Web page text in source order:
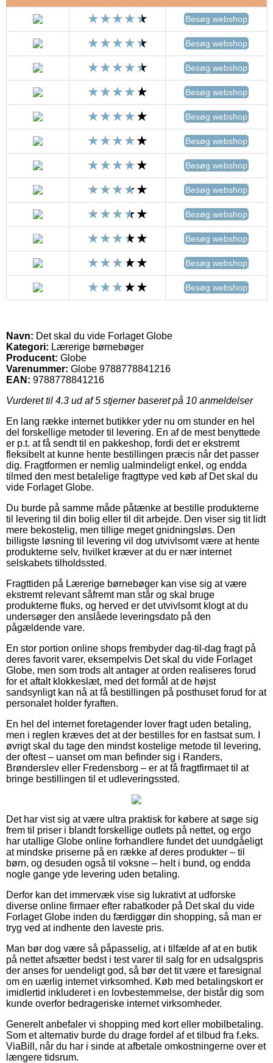
Besøg webshop
Besøg webshop
Besøg webshop
Besøg webshop
Besøg webshop
Besøg webshop
Besøg webshop
Besøg webshop
Besøg webshop
Besøg webshop
Besøg webshop
Besøg webshop
Navn: Det skal du vide Forlaget Globe
Kategori: Lærerige børnebøger
Producent: Globe
Varenummer: Globe 9788778841216
EAN: 9788778841216
Vurderet til 4.3 ud af 5 stjerner baseret på 10 anmeldelser
En lang række internet butikker yder nu om stunder en hel
del forskellige metoder til levering. En af de mest benyttede
er p.t. at få sendt til en pakkeshop, fordi det er ekstremt
fleksibelt at kunne hente bestillingen præcis når det passer
dig. Fragtformen er nemlig ualmindeligt enkel, og endda
tilmed den mest betalelige fragttype ved køb af Det skal du
vide Forlaget Globe.
Du burde på samme måde påtænke at bestille produkterne
til levering til din bolig eller til dit arbejde. Den viser sig tit lidt
mere bekostelig, men tillige meget gnidningsløs. Den
billigste løsning til levering vil dog utvivlsomt være at hente
produkterne selv, hvilket kræver at du er nær internet
selskabets tilholdssted.
Fragttiden på Lærerige børnebøger kan vise sig at være
ekstremt relevant såfremt man står og skal bruge
produkterne fluks, og herved er det utvivlsomt klogt at du
undersøger den anslåede leveringsdato på den
pågældende vare.
En stor portion online shops frembyder dag-til-dag fragt på
deres favorit varer, eksempelvis Det skal du vide Forlaget
Globe, men som trods alt antager at orden realiseres forud
for et aftalt klokkeslæt, med det formål at de højst
sandsynligt kan nå at få bestillingen på posthuset forud for at
personalet holder fyraften.
En hel del internet foretagender lover fragt uden betaling,
men i reglen kræves det at der bestilles for en fastsat sum. I
øvrigt skal du tage den mindst kostelige metode til levering,
der oftest – uanset om man befinder sig i Randers,
Brønderslev eller Fredensborg – er at få fragtfirmaet til at
bringe bestillingen til et udleveringssted.
Det har vist sig at være ultra praktisk for købere at søge sig
frem til priser i blandt forskellige outlets på nettet, og ergo
har utallige Globe online forhandlere fundet det uundgåeligt
at mindske priserne på en række af deres produkter – til
børn, og desuden også til voksne – helt i bund, og endda
nogle gange yde levering uden betaling.
Derfor kan det immervæk vise sig lukrativt at udforske
diverse online firmaer efter rabatkoder på Det skal du vide
Forlaget Globe inden du færdiggør din shopping, så man er
tryg ved at indhente den laveste pris.
Man bør dog være så påpasselig, at i tilfælde af at en butik
på nettet afsætter bedst i test varer til salg for en udsalgspris
der anses for uendeligt god, så bør det tit være et faresignal
om en uærlig internet virksomhed. Køb med betalingskort er
imidlertid inkluderet i en lovbestemmelse, der bistår dig som
kunde overfor bedrageriske internet virksomheder.
Generelt anbefaler vi shopping med kort eller mobilbetaling.
Som et alternativ burde du drage fordel af et tilbud fra f.eks.
ViaBill, når du har i sinde at afbetale omkostningerne over et
længere tidsrum.